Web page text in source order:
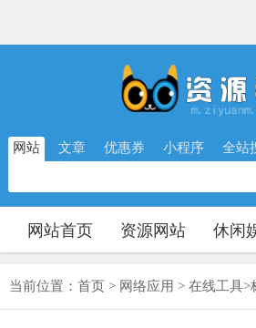
网站 文章 优惠券 小程序 全站
网站首页 资源网站 休闲
当前位置： 首页 > 网络应用 > 在线工具>